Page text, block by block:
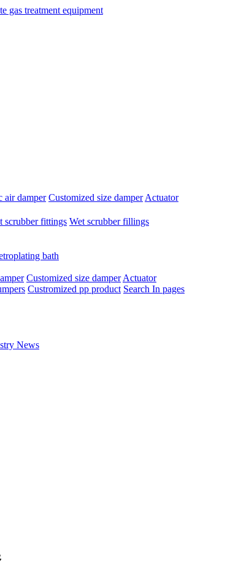
air damper Customized size damper Actuator
scrubber fittings Wet scrubber fillings
bath
Customized size damper Actuator
Custromized pp product Search In pages
News